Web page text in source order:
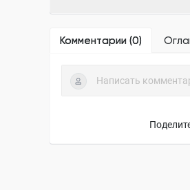
Комментарии (0)